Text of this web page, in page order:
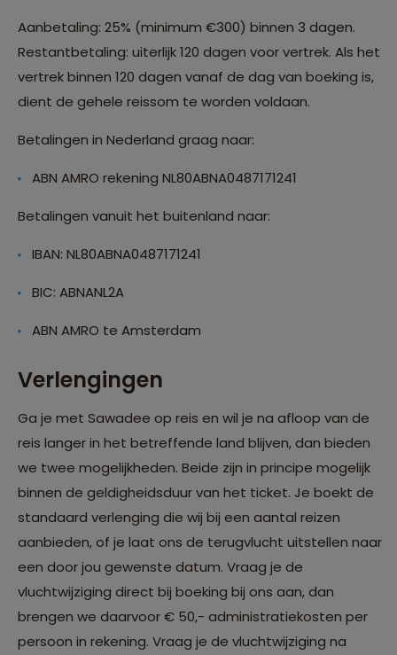
Aanbetaling: 25% (minimum €300) binnen 3 dagen.
Restantbetaling: uiterlijk 120 dagen voor vertrek. Als het
vertrek binnen 120 dagen vanaf de dag van boeking is,
dient de gehele reissom te worden voldaan.
Betalingen in Nederland graag naar:
ABN AMRO rekening NL80ABNA0487171241
Betalingen vanuit het buitenland naar:
IBAN: NL80ABNA0487171241
BIC: ABNANL2A
ABN AMRO te Amsterdam
Verlengingen
Ga je met Sawadee op reis en wil je na afloop van de
reis langer in het betreffende land blijven, dan bieden
we twee mogelijkheden. Beide zijn in principe mogelijk
binnen de geldigheidsduur van het ticket. Je boekt de
standaard verlenging die wij bij een aantal reizen
aanbieden, of je laat ons de terugvlucht uitstellen naar
een door jou gewenste datum. Vraag je de
vluchtwijziging direct bij boeking bij ons aan, dan
brengen we daarvoor € 50,- administratiekosten per
persoon in rekening. Vraag je de vluchtwijziging na